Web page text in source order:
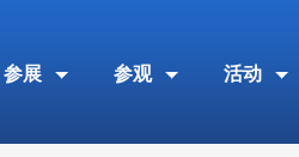
参展 参观 活动